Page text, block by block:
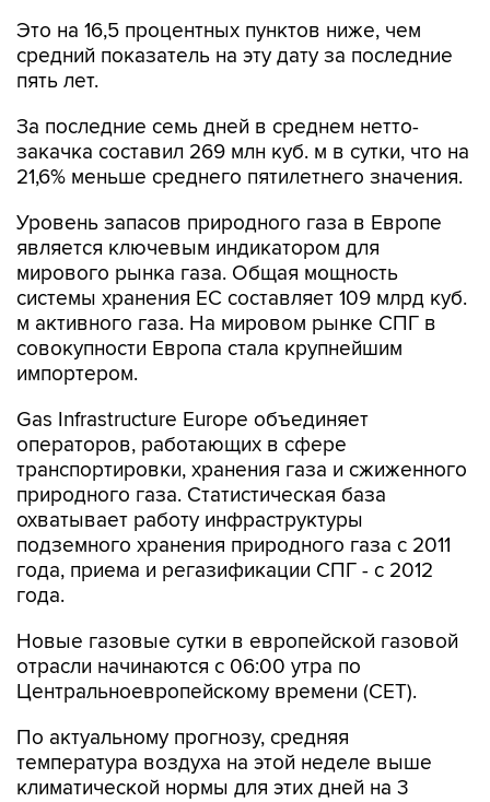
Это на 16,5 процентных пунктов ниже, чем
средний показатель на эту дату за последние
пять лет.
За последние семь дней в среднем нетто-
закачка составил 269 млн куб. м в сутки, что на
21,6% меньше среднего пятилетнего значения.
Уровень запасов природного газа в Европе
является ключевым индикатором для
мирового рынка газа. Общая мощность
системы хранения ЕС составляет 109 млрд куб.
м активного газа. На мировом рынке СПГ в
совокупности Европа стала крупнейшим
импортером.
Gas Infrastructure Europe объединяет
операторов, работающих в сфере
транспортировки, хранения газа и сжиженного
природного газа. Статистическая база
охватывает работу инфраструктуры
подземного хранения природного газа с 2011
года, приема и регазификации СПГ - с 2012
года.
Новые газовые сутки в европейской газовой
отрасли начинаются c 06:00 утра по
Центральноевропейскому времени (CET).
По актуальному прогнозу, средняя
температура воздуха на этой неделе выше
климатической нормы для этих дней на 3